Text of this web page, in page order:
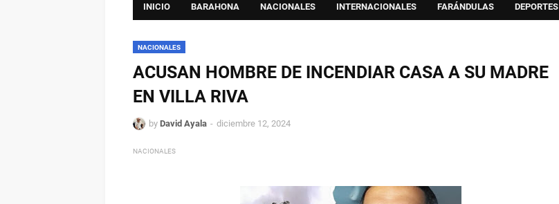
INICIO BARAHONA NACIONALES INTERNACIONALES FARÁNDULAS DEPORTES
NACIONALES
ACUSAN HOMBRE DE INCENDIAR CASA A SU MADRE
EN VILLA RIVA
by David Ayala diciembre 12, 2024
NACIONALES